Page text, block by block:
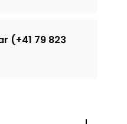
(+41 79 823